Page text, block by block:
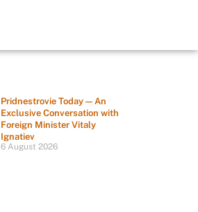
Pridnestrovie Today — An
Exclusive Conversation with
Foreign Minister Vitaly
Ignatiev
6 August 2026